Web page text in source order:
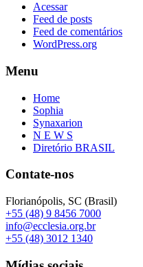
Acessar
Feed de posts
Feed de comentários
WordPress.org
Menu
Home
Sophia
Synaxarion
N E W S
Diretório BRASIL
Contate-nos
Florianópolis, SC (Brasil)
+55 (48) 9 8456 7000
info@ecclesia.org.br
+55 (48) 3012 1340